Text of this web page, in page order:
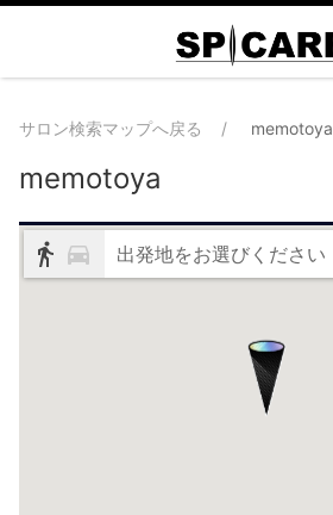
サロン検索マップへ戻る memotoya
memotoya
出発地をお選びください